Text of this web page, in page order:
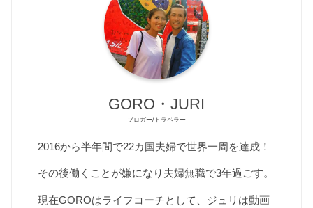
GORO・JURI
ブロガー/トラベラー
2016から半年間で22カ国夫婦で世界一周を達成！
その後働くことが嫌になり夫婦無職で3年過ごす。
現在GOROはライフコーチとして、ジュリは動画